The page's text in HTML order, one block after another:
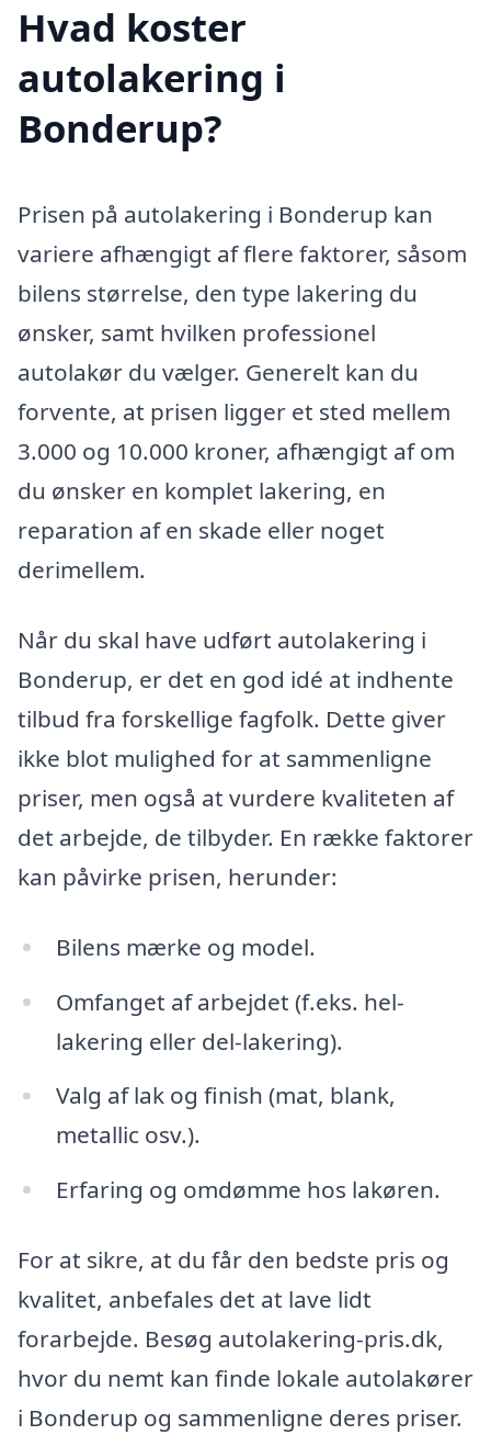
Hvad koster
autolakering i
Bonderup?
Prisen på autolakering i Bonderup kan
variere afhængigt af flere faktorer, såsom
bilens størrelse, den type lakering du
ønsker, samt hvilken professionel
autolakør du vælger. Generelt kan du
forvente, at prisen ligger et sted mellem
3.000 og 10.000 kroner, afhængigt af om
du ønsker en komplet lakering, en
reparation af en skade eller noget
derimellem.
Når du skal have udført autolakering i
Bonderup, er det en god idé at indhente
tilbud fra forskellige fagfolk. Dette giver
ikke blot mulighed for at sammenligne
priser, men også at vurdere kvaliteten af
det arbejde, de tilbyder. En række faktorer
kan påvirke prisen, herunder:
Bilens mærke og model.
Omfanget af arbejdet (f.eks. hel-
lakering eller del-lakering).
Valg af lak og finish (mat, blank,
metallic osv.).
Erfaring og omdømme hos lakøren.
For at sikre, at du får den bedste pris og
kvalitet, anbefales det at lave lidt
forarbejde. Besøg autolakering-pris.dk,
hvor du nemt kan finde lokale autolakører
i Bonderup og sammenligne deres priser.